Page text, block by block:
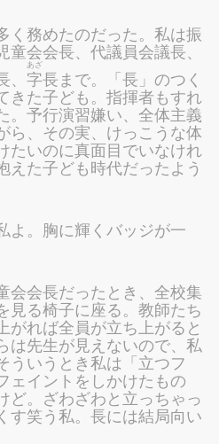
く務めたのだった。私は振
童会会長、代議員会議長、
字
あざ
長まで。「長」のつく
きた子ども。指揮者もすれ
。予行演習嫌い、全体主義
ら、その実、けっこうな体
たいのに真面目でいなけれ
えた子ども時代だったよう
よ。胸に輝くバッジが一
会会長だったとき、全校集
見る椅子に座る。教師たち
がれば全員が立ち上がると
は先生が見えないので、私
ういうとき私は「立つフ
ェイントをしかけたもの
ど。ざわざわと立っちゃっ
す笑う私。長には結局向い